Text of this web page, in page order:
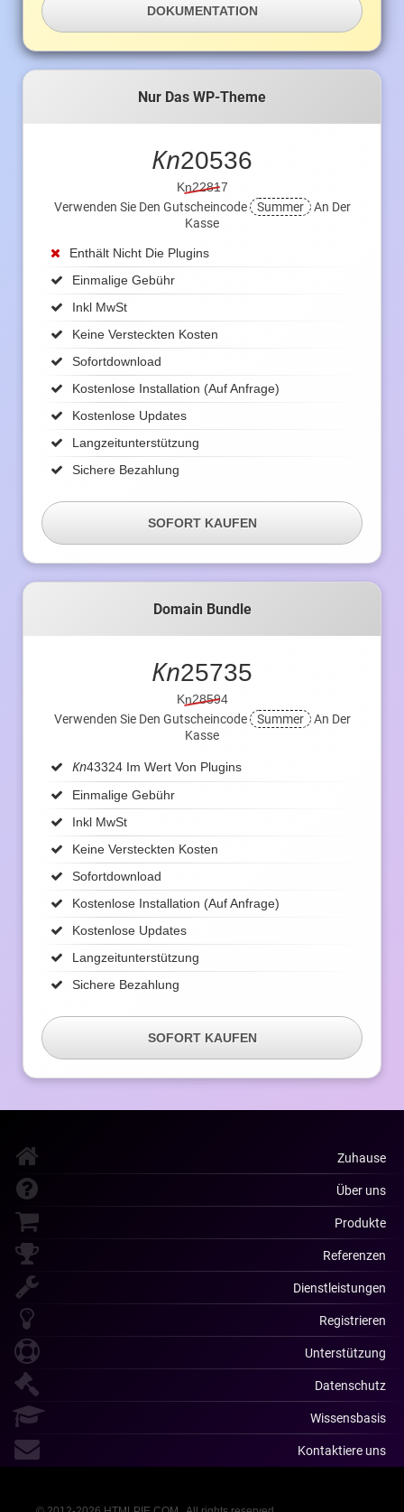
DOKUMENTATION
Nur Das WP-Theme
Kn20536
Kn22817
Verwenden Sie Den Gutscheincode
Summer An Der
Kasse
Enthält Nicht Die Plugins
Einmalige Gebühr
Inkl MwSt
Keine Versteckten Kosten
Sofortdownload
Kostenlose Installation (auf Anfrage)
Kostenlose Updates
Langzeitunterstützung
Sichere Bezahlung
SOFORT KAUFEN
Domain Bundle
Kn25735
Kn28594
Verwenden Sie Den Gutscheincode
Summer An Der
Kasse
Kn43324 Im Wert Von Plugins
Einmalige Gebühr
Inkl MwSt
Keine Versteckten Kosten
Sofortdownload
Kostenlose Installation (auf Anfrage)
Kostenlose Updates
Langzeitunterstützung
Sichere Bezahlung
SOFORT KAUFEN
Zuhause
Über uns
Produkte
Referenzen
Dienstleistungen
Registrieren
Unterstützung
Datenschutz
Wissensbasis
Kontaktiere uns